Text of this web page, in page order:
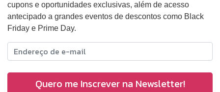
cupons e oportunidades exclusivas, além de acesso
antecipado a grandes eventos de descontos como Black
Friday e Prime Day.